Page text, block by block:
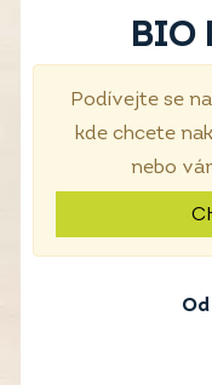
BIO
Podívejte se
kde chcete
nebo
Od